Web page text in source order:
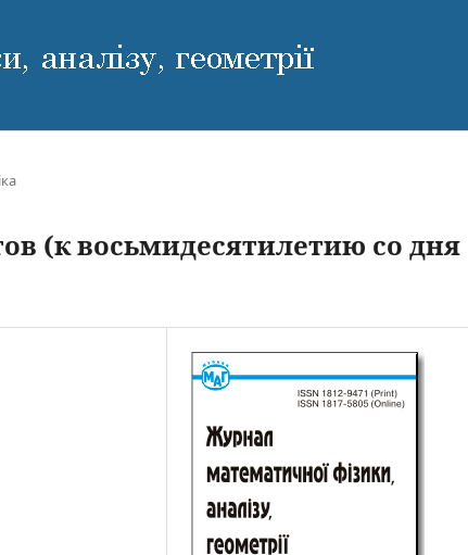
(к восьмидесятилетию со дня